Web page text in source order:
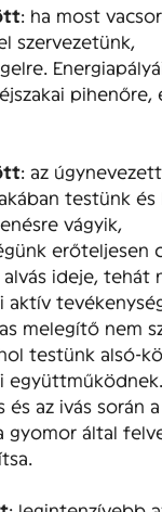
: ha most
szervezetünk,
pihenőre,
: az
testünk és
vágyik,
erőteljesen
ideje, tehát
aktív
melegítő nem
testünk alsó-
és az ivás során
gyomor által